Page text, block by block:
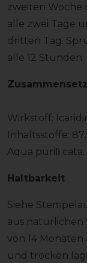
zweiten Woche
alle zwei Tage
dritten Tag.
alle 12 Stunden.
Wirkstoff:
Inhaltsstoffe:
Aqua puriﬁ cata.
Haltbarkeit
Siehe
aus natürlichen
von 14
und trocken